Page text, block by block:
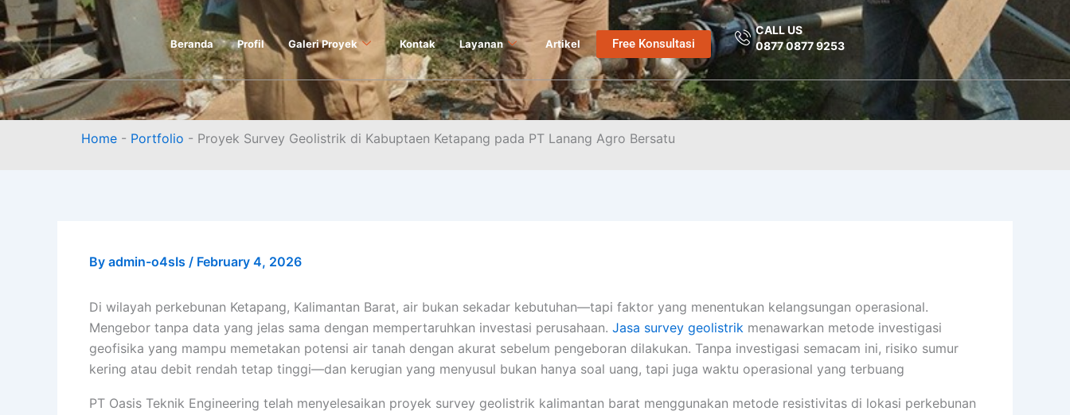
Skip
to
content
Beranda Profil Galeri Proyek Kontak Layanan Artikel Free Konsultasi
CALL US
0877 0877 9253
Home - Portfolio - Proyek Survey Geolistrik di Kabuptaen Ketapang pada PT Lanang Agro Bersatu
By admin-o4sIs / February 4, 2026
Di wilayah perkebunan Ketapang, Kalimantan Barat, air bukan sekadar kebutuhan—tapi faktor yang menentukan kelangsungan operasional.
Mengebor tanpa data yang jelas sama dengan mempertaruhkan investasi perusahaan. Jasa survey geolistrik menawarkan metode investigasi
geofisika yang mampu memetakan potensi air tanah dengan akurat sebelum pengeboran dilakukan. Tanpa investigasi semacam ini, risiko sumur
kering atau debit rendah tetap tinggi—dan kerugian yang menyusul bukan hanya soal uang, tapi juga waktu operasional yang terbuang
PT Oasis Teknik Engineering telah menyelesaikan proyek survey geolistrik kalimantan barat menggunakan metode resistivitas di lokasi perkebunan